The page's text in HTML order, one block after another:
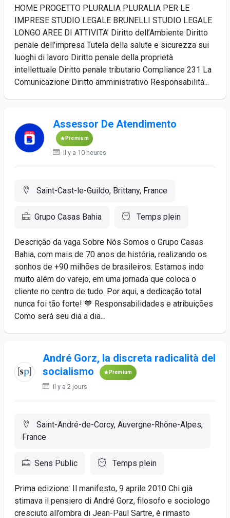
HOME PROGETTO PLURALIA PLURALIA PER LE
IMPRESE STUDIO LEGALE BRUNELLI STUDIO LEGALE
LONGO AREE DI ATTIVITA’ Diritto dell’Ambiente Diritto
penale dell’impresa Tutela della salute e sicurezza sui
luoghi di lavoro Diritto penale della proprietà
intellettuale Diritto penale tributario Compliance 231 La
Comunicazione Diritto amministrativo Responsabilità...
Assessor De Atendimento
Premium
Il y a 10 heures
Saint-Cast-le-Guildo, Brittany, France
Grupo Casas Bahia Temps plein
Descrição da vaga Sobre Nós Somos o Grupo Casas
Bahia, com mais de 70 anos de história, realizando os
sonhos de +90 milhões de brasileiros. Estamos indo
muito além do varejo, em uma jornada que coloca o
cliente no centro de tudo. Por aqui, a dedicação total
nunca foi tão forte! 💙 Responsabilidades e atribuições
Como será seu dia a dia...
André Gorz, la discreta radicalità del
socialismo
Premium
Il y a 2 jours
Saint-André-de-Corcy, Auvergne-Rhône-Alpes,
France
Sens Public Temps plein
Prima edizione: Il manifesto, 9 aprile 2010 Chi già
stimava il pensiero di André Gorz, filosofo e sociologo
cresciuto all’ombra di Jean-Paul Sartre, è rimasto